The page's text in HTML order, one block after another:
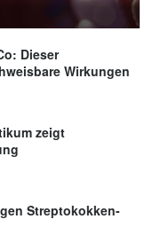
Dieser
Wirkungen
zeigt
Streptokokken-